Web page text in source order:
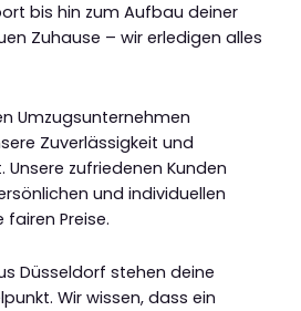
bis hin zum Aufbau deiner
Zuhause – wir erledigen alles
Umzugsunternehmen
Zuverlässigkeit und
Unsere zufriedenen Kunden
und individuellen
fairen Preise.
Düsseldorf stehen deine
Wir wissen, dass ein